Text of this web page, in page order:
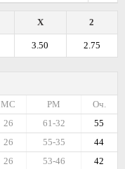
2
X
2.75
3.50
Оч.
РМ
МС
55
61-32
26
44
55-35
26
42
53-46
26